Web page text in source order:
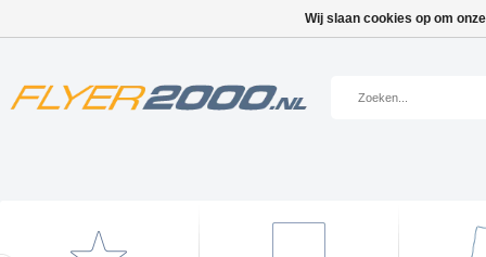
Wij slaan cookies op om